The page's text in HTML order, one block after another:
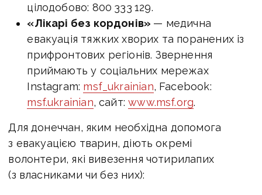
цілодобово: 800 333 129.
«Лікарі без кордонів» — медична
евакуація тяжких хворих та поранених із
прифронтових регіонів. Звернення
приймають у соціальних мережах
Instagram: msf_ukrainian, Facebook:
msf.ukrainian, сайт:www.msf.org.
Для донеччан, яким необхідна допомога
з евакуацією тварин, діють окремі
волонтери, які вивезення чотирилапих
(з власниками чи без них):